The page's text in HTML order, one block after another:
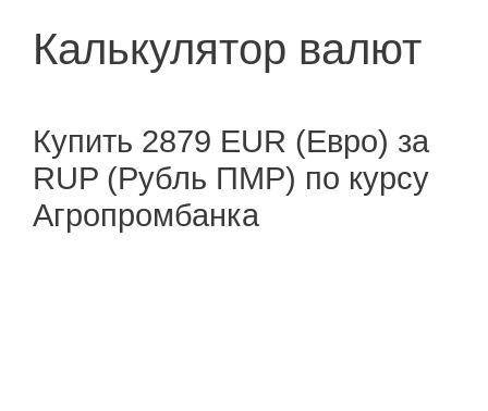
Калькулятор валют
Купить 2879 EUR (Евро) за
RUP (Рубль ПМР) по курсу
Агропромбанка